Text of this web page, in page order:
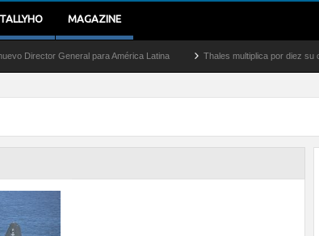
MAGAZINE
General para América Latina Thales multiplica por diez su